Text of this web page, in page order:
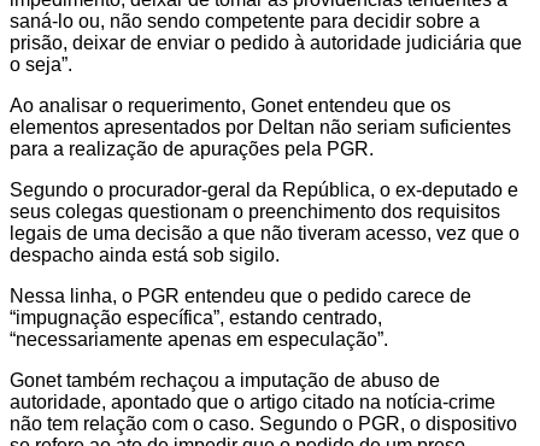
saná-lo ou, não sendo competente para decidir sobre a
prisão, deixar de enviar o pedido à autoridade judiciária que
o seja”.
Ao analisar o requerimento, Gonet entendeu que os
elementos apresentados por Deltan não seriam suficientes
para a realização de apurações pela PGR.
Segundo o procurador-geral da República, o ex-deputado e
seus colegas questionam o preenchimento dos requisitos
legais de uma decisão a que não tiveram acesso, vez que o
despacho ainda está sob sigilo.
Nessa linha, o PGR entendeu que o pedido carece de
“impugnação específica”, estando centrado,
“necessariamente apenas em especulação”.
Gonet também rechaçou a imputação de abuso de
autoridade, apontado que o artigo citado na notícia-crime
não tem relação com o caso. Segundo o PGR, o dispositivo